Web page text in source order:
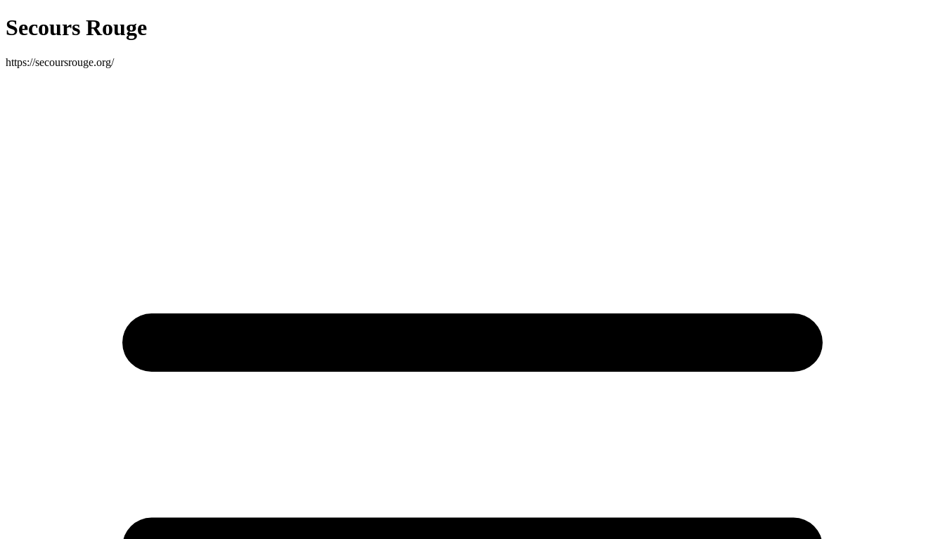
Secours Rouge
https://secoursrouge.org/